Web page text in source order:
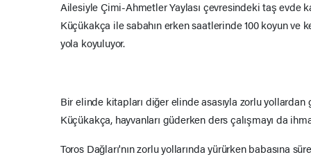
Ailesiyle Çimi-Ahmetler Yaylası çevresindeki taş evde
Küçükakça ile sabahın erken saatlerinde 100 koyun ve
yola koyuluyor.
Bir elinde kitapları diğer elinde asasıyla zorlu
Küçükakça, hayvanları güderken ders çalışmayı da
Toros Dağları'nın zorlu yollarında yürürken babasına